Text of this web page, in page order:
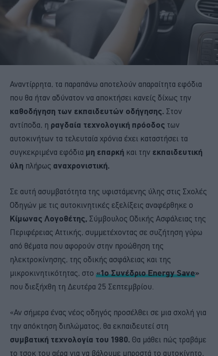
Αναντίρρητα, τα παραπάνω αποτελούν απαραίτητα εφόδια
που θα ήταν αδύνατον να αποκτήσει κανείς δίχως την
καθοδήγηση των εκπαιδευτών οδήγησης. Στον
αντίποδα, η ραγδαία τεχνολογική πρόοδος των
αυτοκινήτων τα τελευταία χρόνια έχει καταστήσει τα
συγκεκριμένα εφόδια μη επαρκή και την εκπαιδευτική
ύλη πλήρως αναχρονιστική.
Σε αυτή ασυμβατότητα της υφιστάμενης ύλης στις Σχολές
Οδηγών με τις αυτοκινητικές εξελίξεις αναφέρθηκε ο
Κίμωνας Λογοθέτης, Σύμβουλος Οδικής Ασφάλειας της
Περιφέρειας Αττικής, συμμετέχοντας σε συζήτηση γύρω
από θέματα που αφορούν στην προώθηση της
ηλεκτροκίνησης, της οδικής ασφάλειας και της
μικροκινητικότητας, στο «1ο Συνέδριο Energy Save»
που διεξήχθη τη Δευτέρα 25 Σεπτεμβρίου.
«Αν σήμερα ένας νέος οδηγός προσέλθει σε μια σχολή για
την απόκτηση διπλώματος, θα εκπαιδευτεί στη
συμβατική τεχνολογία του 1980. Θα μάθει πώς τραβάμε
το τσοκ του αέρα για να βάλουμε μπροστά το αυτοκίνητο,